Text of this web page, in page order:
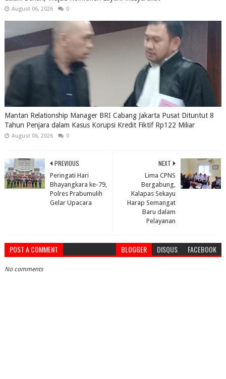
August 06, 2026 0
Mantan Relationship Manager BRI Cabang Jakarta Pusat Dituntut 8
Tahun Penjara dalam Kasus Korupsi Kredit Fiktif Rp122 Miliar
August 06, 2026 0
NEXT
Lima CPNS
Bergabung,
Kalapas Sekayu
Harap Semangat
Baru dalam
Pelayanan
PREVIOUS
Peringati Hari
Bhayangkara ke-79,
Polres Prabumulih
Gelar Upacara
POST A COMMENT BLOGGER DISQUS FACEBOOK
No comments